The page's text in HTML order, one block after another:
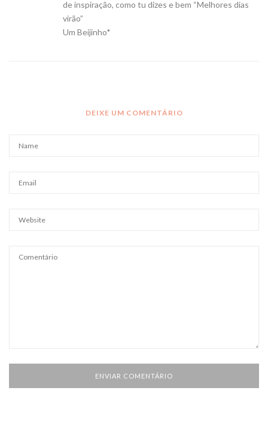
de inspiração, como tu dizes e bem “Melhores dias
virão”
Um Beijinho*
DEIXE UM COMENTÁRIO